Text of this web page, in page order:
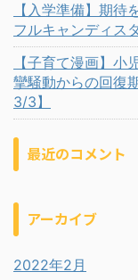
【入学準備】期
フルキャンディス
【子育て漫画】
攣騒動からの回復
3/3】
最近のコメント
アーカイブ
2022年2月